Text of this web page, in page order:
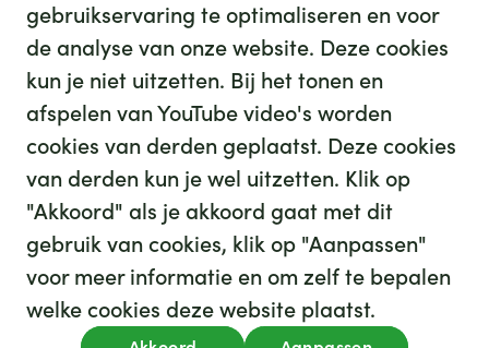
gebruikservaring te optimaliseren en voor
de analyse van onze website. Deze cookies
kun je niet uitzetten. Bij het tonen en
afspelen van YouTube video's worden
cookies van derden geplaatst. Deze cookies
van derden kun je wel uitzetten. Klik op
"Akkoord" als je akkoord gaat met dit
gebruik van cookies, klik op "Aanpassen"
voor meer informatie en om zelf te bepalen
welke cookies deze website plaatst.
GHZ
We hebben 35 leuke banen voor je
Kijk op werkenbijghz.nl
Privacy